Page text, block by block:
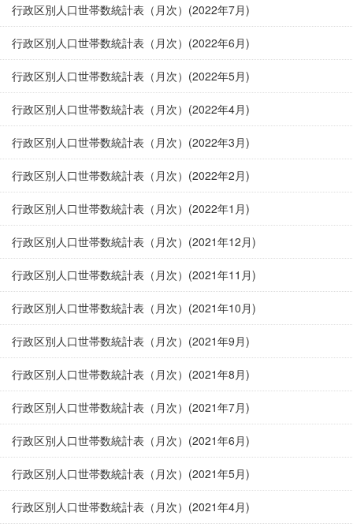
行政区別人口世帯数統計表（月次）(2022年7月)
行政区別人口世帯数統計表（月次）(2022年6月)
行政区別人口世帯数統計表（月次）(2022年5月)
行政区別人口世帯数統計表（月次）(2022年4月)
行政区別人口世帯数統計表（月次）(2022年3月)
行政区別人口世帯数統計表（月次）(2022年2月)
行政区別人口世帯数統計表（月次）(2022年1月)
行政区別人口世帯数統計表（月次）(2021年12月)
行政区別人口世帯数統計表（月次）(2021年11月)
行政区別人口世帯数統計表（月次）(2021年10月)
行政区別人口世帯数統計表（月次）(2021年9月)
行政区別人口世帯数統計表（月次）(2021年8月)
行政区別人口世帯数統計表（月次）(2021年7月)
行政区別人口世帯数統計表（月次）(2021年6月)
行政区別人口世帯数統計表（月次）(2021年5月)
行政区別人口世帯数統計表（月次）(2021年4月)